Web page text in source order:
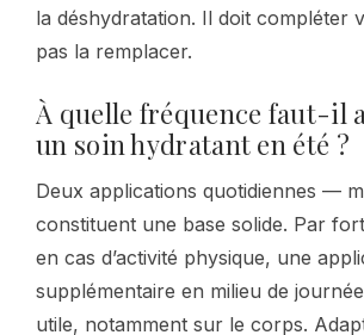
la déshydratation. Il doit compléter
pas la remplacer.
À quelle fréquence faut-il
un soin hydratant en été ?
Deux applications quotidiennes —
constituent une base solide. Par
en cas d’activité physique, une
supplémentaire en milieu de
utile, notamment sur le corps.